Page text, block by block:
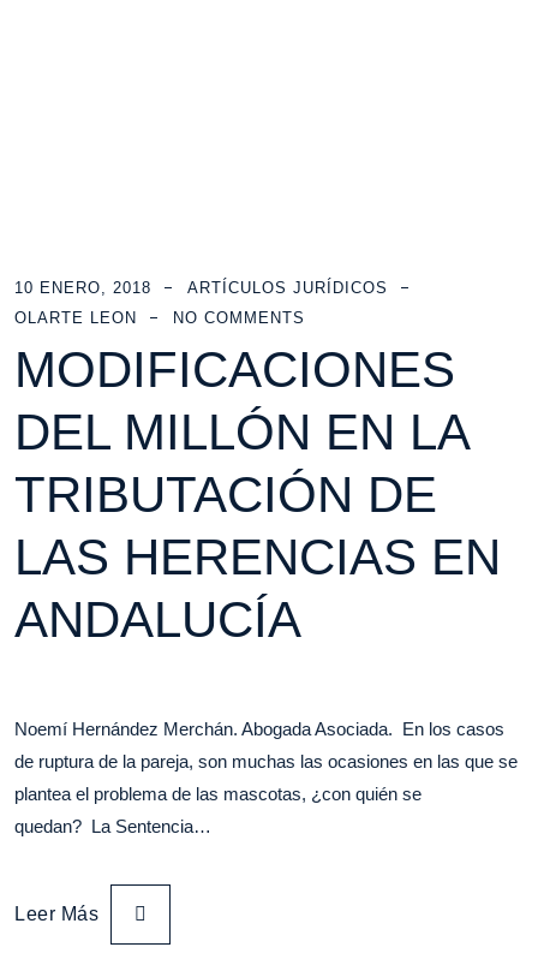
10 ENERO, 2018
ARTÍCULOS JURÍDICOS
OLARTE LEON
NO COMMENTS
MODIFICACIONES
DEL MILLÓN EN LA
TRIBUTACIÓN DE
LAS HERENCIAS EN
ANDALUCÍA
Noemí Hernández Merchán. Abogada Asociada. En los casos
de ruptura de la pareja, son muchas las ocasiones en las que se
plantea el problema de las mascotas, ¿con quién se
quedan? La Sentencia…
Leer Más